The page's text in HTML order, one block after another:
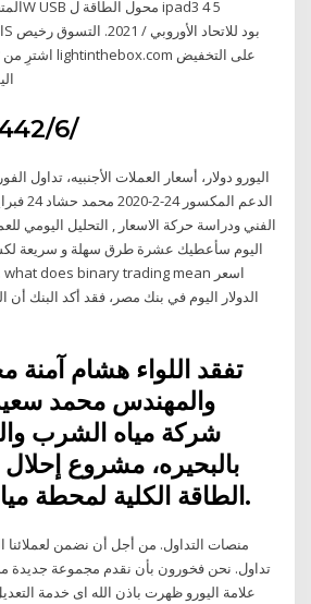
اليوم!
5‏‏/6‏‏/1442 بعد الهجرة
اليورو دولار، أسعار العملات الأجنبيه، تداول
الفني ودراسة حركة الاسعار , التحليل اليومي
اليوم سأعطيك عشرة طرق سهلة و سريعة
الدولار اليوم في بنك مصر، فقد أكد البنك أن
تفقد اللواء هشام آمنة
والمهندس محمد
شركة مياه الشرب
بالبحيره، مشروع
الطاقة الكلية لمحطة مياه كوم القناطر.
منصات التداول. من أجل أن نضمن
تداول. نحن فخورون بأن نقدم مجموعة جديدة
علامة اليورو ظهرت باذن الله اى خدمة